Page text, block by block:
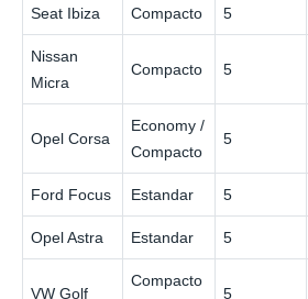
Seat Ibiza Compacto 5
Nissan
Micra
Compacto 5
Opel Corsa
Economy /
Compacto
5
Ford Focus Estandar 5
Opel Astra Estandar 5
VW Golf
Compacto
5